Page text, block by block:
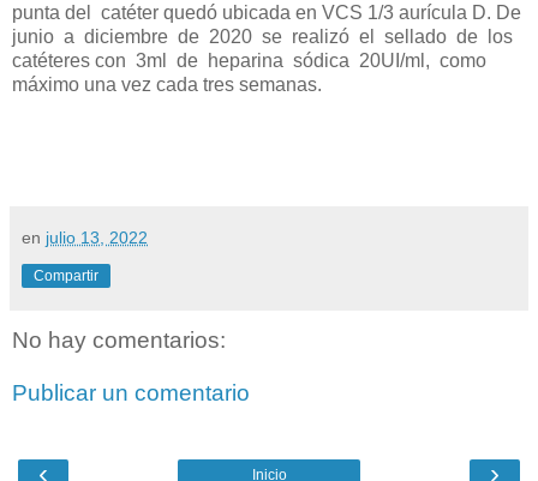
punta del catéter quedó ubicada en VCS 1/3 aurícula D. De
junio a diciembre de 2020 se realizó el sellado de los
catéteres con 3ml de heparina sódica 20UI/ml, como
máximo una vez cada tres semanas.
en julio 13, 2022
Compartir
No hay comentarios:
Publicar un comentario
‹ ›
Inicio